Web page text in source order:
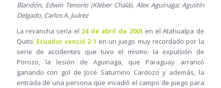
Blandón, Edwin Tenorio (Kléber Chalá), Alex Aguinaga; Agustín
Delgado, Carlos A. Juárez
La revancha sería el 24 de abril de 2001 en el Atahualpa de
Quito. Ecuador venció 2-1 en un juego muy recordado por la
serie de accidentes que tuvo el mismo: la expulsión de
Porozo, la lesión de Aguinaga, que Paraguay arrancó
ganando con gol de José Saturnino Cardozo y además, la
entrada de una persona que invadió el campo de juego para